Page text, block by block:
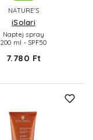
NATURE'S
iSolari
Naptej spray
200 ml - SPF50
7.780 Ft